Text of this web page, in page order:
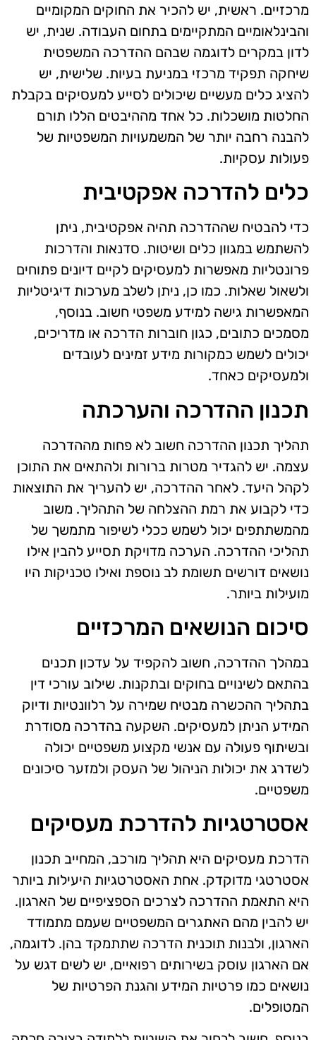
מרכזיים. ראשית, יש להכיר את החוקים המקומיים
והבינלאומיים המתקיימים בתחום העבודה. שנית, יש
לדון במקרים לדוגמה שבהם ההדרכה המשפטית
שיחקה תפקיד מרכזי במניעת בעיות. שלישית, יש
להציג כלים מעשיים שיכולים לסייע למעסיקים בקבלת
החלטות מושכלות. כל אחד מההיבטים הללו תורם
להבנה רחבה יותר של המשמעויות המשפטיות של
פעולות עסקיות.
כלים להדרכה אפקטיבית
כדי להבטיח שההדרכה תהיה אפקטיבית, ניתן
להשתמש במגוון כלים ושיטות. סדנאות והדרכות
פרונטליות מאפשרות למעסיקים לקיים דיונים פתוחים
ולשאול שאלות. כמו כן, ניתן לשלב מערכות דיגיטליות
המאפשרות גישה למידע משפטי חשוב. בנוסף,
מסמכים כתובים, כגון חוברות הדרכה או מדריכים,
יכולים לשמש כמקורות מידע זמינים לעובדים
ולמעסיקים כאחד.
תכנון ההדרכה והערכתה
תהליך תכנון ההדרכה חשוב לא פחות מההדרכה
עצמה. יש להגדיר מטרות ברורות ולהתאים את התוכן
לקהל היעד. לאחר ההדרכה, יש להעריך את התוצאות
כדי לקבוע את רמת ההצלחה של התהליך. משוב
מהמשתתפים יכול לשמש ככלי לשיפור מתמשך של
תהליכי ההדרכה. הערכה מדויקת תסייע להבין אילו
נושאים דורשים תשומת לב נוספת ואילו טכניקות היו
מועילות ביותר.
סיכום הנושאים המרכזיים
במהלך ההדרכה, חשוב להקפיד על עדכון תכנים
בהתאם לשינויים בחוקים ובתקנות. שילוב עורכי דין
בתהליך ההכשרה מבטיח שמירה על רלוונטיות ודיוק
המידע הניתן למעסיקים. השקעה בהדרכה מסודרת
ובשיתוף פעולה עם אנשי מקצוע משפטיים יכולה
לשדרג את יכולות הניהול של העסק ולמזער סיכונים
משפטיים.
אסטרטגיות להדרכת מעסיקים
הדרכת מעסיקים היא תהליך מורכב, המחייב תכנון
אסטרטגי מדוקדק. אחת האסטרטגיות היעילות ביותר
היא התאמת ההדרכה לצרכים הספציפיים של הארגון.
יש להבין מהם האתגרים המשפטיים שעמם מתמודד
הארגון, ולבנות תוכנית הדרכה שתתמקד בהן. לדוגמה,
אם הארגון עוסק בשירותים רפואיים, יש לשים דגש על
נושאים כמו פרטיות המידע והגנת הפרטיות של
המטופלים.